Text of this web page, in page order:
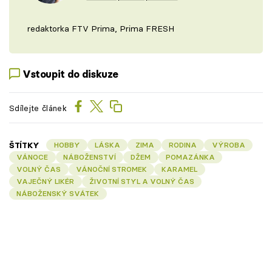
redaktorka FTV Prima, Prima FRESH
Vstoupit do diskuze
Sdílejte článek
ŠTÍTKY HOBBY LÁSKA ZIMA RODINA
VÝROBA
VÁNOCE
NÁBOŽENSTVÍ DŽEM
POMAZÁNKA
VOLNÝ ČAS
VÁNOČNÍ STROMEK
KARAMEL
VAJEČNÝ LIKÉR
ŽIVOTNÍ STYL A VOLNÝ ČAS
NÁBOŽENSKÝ SVÁTEK